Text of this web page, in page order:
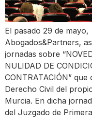
El pasado 29 de
Abogados&Partners,
jornadas sobre
NULIDAD DE
CONTRATACIÓN”
Derecho Civil del
Murcia. En dicha
del Juzgado de